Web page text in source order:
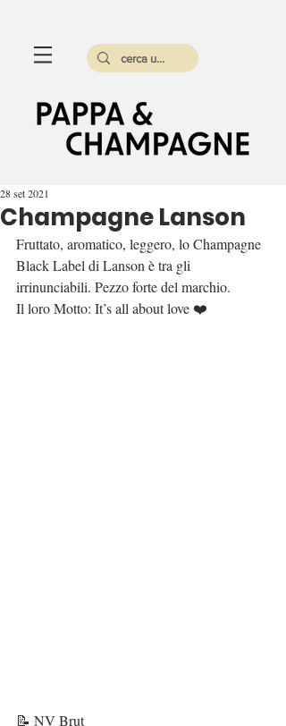
Champagne Lanson
28 set 2021
Fruttato, aromatico, leggero, lo Champagne
Black Label di Lanson è tra gli
irrinunciabili. Pezzo forte del marchio.
Il loro Motto: It’s all about love ❤️
📝 NV Brut